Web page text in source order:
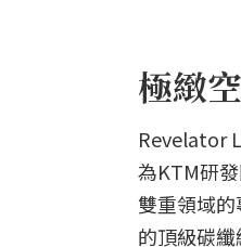
極緻
Revelator
為KTM研
雙重領域
的頂級碳